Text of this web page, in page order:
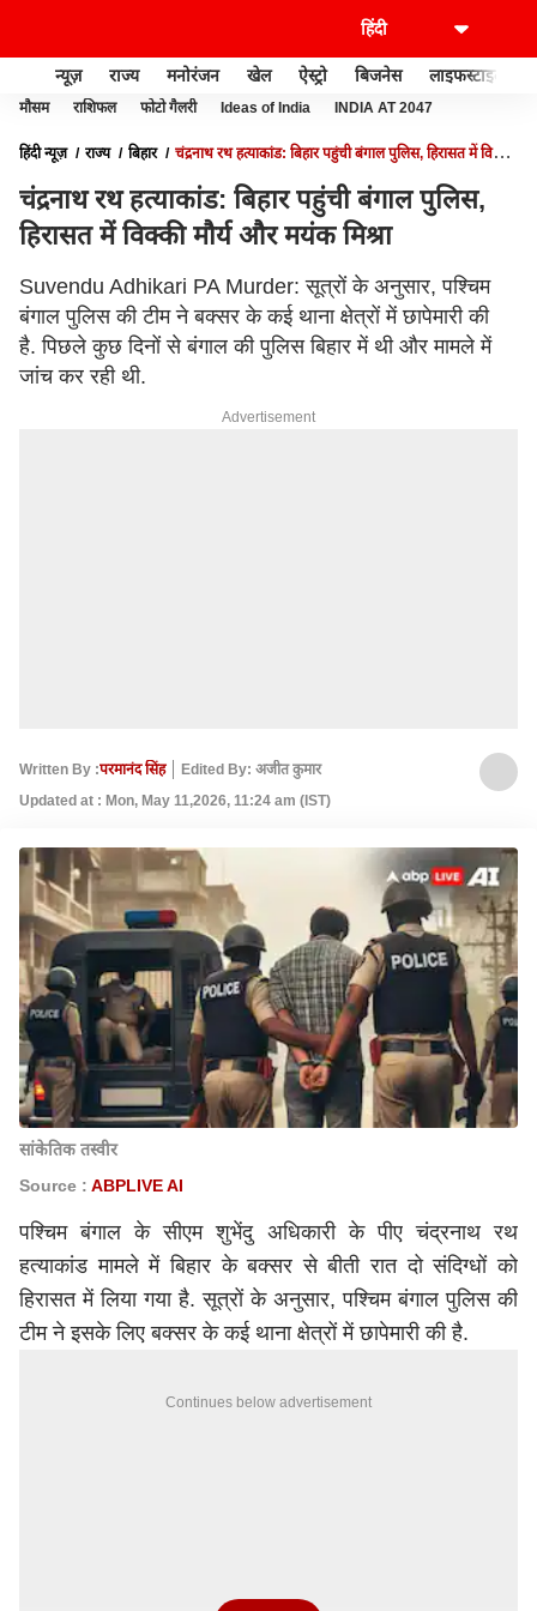
न्यूज़ राज्य मनोरंजन खेल ऐस्ट्रो बिजनेस लाइफस्टाइल
मौसम राशिफल फोटो गैलरी Ideas of India INDIA AT 2047
हिंदी न्यूज़ राज्य बिहार
चंद्रनाथ रथ हत्याकांड: बिहार पहुंची बंगाल पुलिस, हिरासत में विक्की
चंद्रनाथ रथ हत्याकांड: बिहार पहुंची बंगाल पुलिस,
हिरासत में विक्की मौर्य और मयंक मिश्रा
Suvendu Adhikari PA Murder: सूत्रों के अनुसार, पश्चिम
बंगाल पुलिस की टीम ने बक्सर के कई थाना क्षेत्रों में छापेमारी की
है. पिछले कुछ दिनों से बंगाल की पुलिस बिहार में थी और मामले में
जांच कर रही थी.
Advertisement
Written By :परमानंद सिंह
Edited By: अजीत कुमार
Updated at : Mon, May 11,2026, 11:24 am (IST)
सांकेतिक तस्वीर
Source : ABPLIVE AI
पश्चिम बंगाल के सीएमशुभेंदु अधिकारीके पीए चंद्रनाथ रथ
हत्याकांड मामले में बिहार के बक्सर से बीती रात दो संदिग्धों को
हिरासत में लिया गया है. सूत्रों के अनुसार, पश्चिम बंगाल पुलिस की
टीम ने इसके लिए बक्सर के कई थाना क्षेत्रों में छापेमारी की है.
Continues below advertisement